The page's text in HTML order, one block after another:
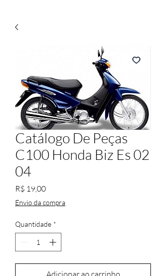
Catálogo De Peças
C100 Honda Biz Es 02
04
R$ 19,00Preço
Envio da compra
Quantidade *
Adicionar ao carrinho